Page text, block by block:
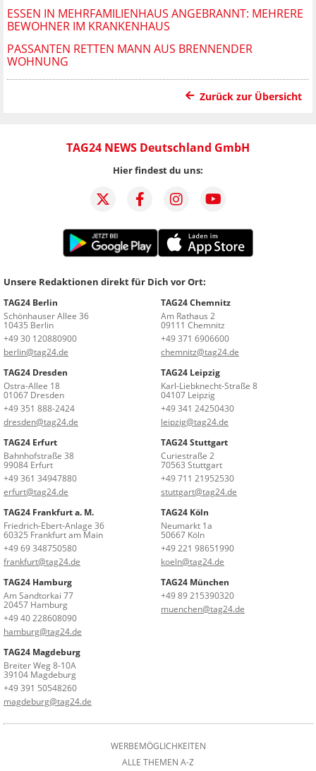
ESSEN IN MEHRFAMILIENHAUS ANGEBRANNT: MEHRERE
BEWOHNER IM KRANKENHAUS
PASSANTEN RETTEN MANN AUS BRENNENDER
WOHNUNG
Zurück zur Übersicht
TAG24 NEWS Deutschland GmbH
Hier findest du uns:
Unsere Redaktionen direkt für Dich vor Ort:
TAG24 Berlin
Schönhauser Allee 36
10435 Berlin
+49 30 120880900
berlin@tag24.de
TAG24 Chemnitz
Am Rathaus 2
09111 Chemnitz
+49 371 6906600
chemnitz@tag24.de
TAG24 Dresden
Ostra-Allee 18
01067 Dresden
+49 351 888-2424
dresden@tag24.de
TAG24 Leipzig
Karl-Liebknecht-Straße 8
04107 Leipzig
+49 341 24250430
leipzig@tag24.de
TAG24 Erfurt
Bahnhofstraße 38
99084 Erfurt
+49 361 34947880
erfurt@tag24.de
TAG24 Stuttgart
Curiestraße 2
70563 Stuttgart
+49 711 21952530
stuttgart@tag24.de
TAG24 Frankfurt a. M.
Friedrich-Ebert-Anlage 36
60325 Frankfurt am Main
+49 69 348750580
frankfurt@tag24.de
TAG24 Köln
Neumarkt 1a
50667 Köln
+49 221 98651990
koeln@tag24.de
TAG24 Hamburg
Am Sandtorkai 77
20457 Hamburg
+49 40 228608090
hamburg@tag24.de
TAG24 München
+49 89 215390320
muenchen@tag24.de
TAG24 Magdeburg
Breiter Weg 8-10A
39104 Magdeburg
+49 391 50548260
magdeburg@tag24.de
WERBEMÖGLICHKEITEN
ALLE THEMEN A-Z